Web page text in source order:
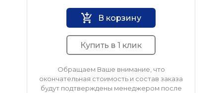
В корзину
Купить в 1 клик
Обращаем Ваше внимание, что
окончательная стоимость и состав заказа
будут подтверждены менеджером после